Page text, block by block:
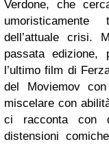
Verdone, che
dell’attuale crisi.
passata edizione,
l’ultimo film di
del Moviemov con
miscelare con
ci racconta con
distensioni